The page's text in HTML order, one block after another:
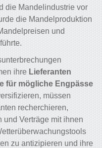
die Mandelindustrie vor
die Mandelproduktion
und
ihre Lieferanten
für mögliche Engpässe
müssen
recherchieren,
und Verträge mit ihnen
zu antizipieren und ihre